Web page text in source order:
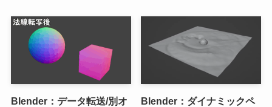
Blender：データ転送/別オ
Blender：ダイナミックペ